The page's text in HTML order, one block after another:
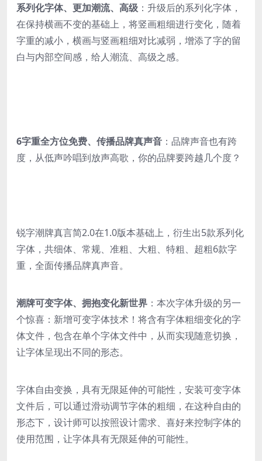
系列化字体、更加潮流、高级 ：升级后的系列化字体，
在保持横画不变的基础上，将竖画粗细进行变化，随着
字重的减小，横画与竖画粗细对比减弱，增添了字的留
白与内部空间感，给人潮流、高级之感。
6字重全方位免费、传播品牌真声音 ：品牌声音也有跨
度，从低声吟唱到放声高歌，你的品牌要跨越几个度？
锐字潮牌真言简2.0在1.0版本基础上，衍生出5款系列化
字体，共细体、常规、准粗、大粗、特粗、超粗6款字
重，全面传播品牌真声音。
潮牌可变字体、拥抱变化新世界 ：本次字体升级的另一
个惊喜：新增可变字体技术！将含有字体粗细变化的字
体文件，包含在单个字体文件中，从而实现随意切换，
让字体呈现出不同的形态。
字体自由变换，具有无限延伸的可能性，安装可变字体
文件后，可以通过滑动调节字体的粗细，在这种自由的
形态下，设计师可以按照设计需求、喜好来控制字体的
使用范围，让字体具有无限延伸的可能性。